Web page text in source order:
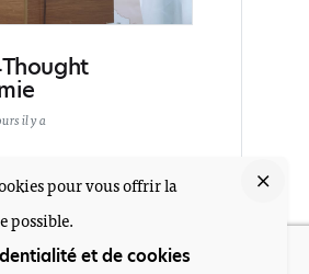
il y a
pour vous offrir la
possible.
et de cookies